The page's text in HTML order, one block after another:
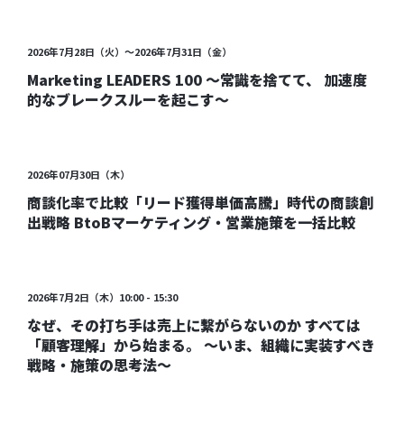
2026年7月28日（火）～2026年7月31日（金）
Marketing LEADERS 100 〜常識を捨てて、 加速度
的なブレークスルーを起こす〜
2026年07月30日（木）
商談化率で比較「リード獲得単価高騰」時代の商談創
出戦略 BtoBマーケティング・営業施策を一括比較
2026年7月2日（木）10:00 - 15:30
なぜ、その打ち手は売上に繋がらないのか すべては
「顧客理解」から始まる。 〜いま、組織に実装すべき
戦略・施策の思考法〜